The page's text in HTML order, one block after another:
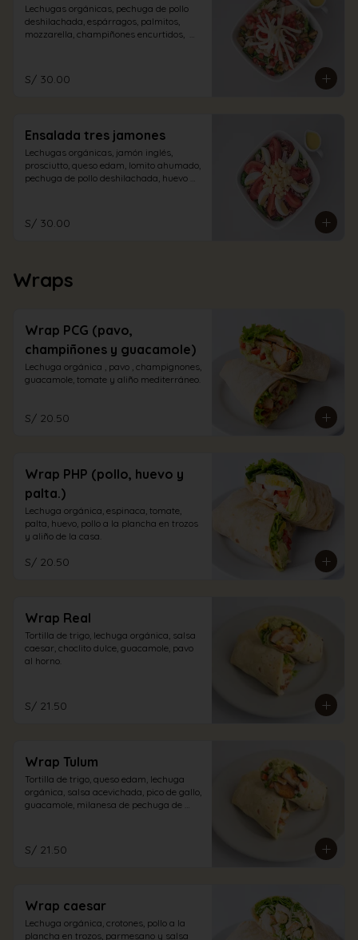
Lechugas orgánicas, pechuga de pollo
deshilachada, espárragos, palmitos,
mozzarella, champiñones encurtidos,
S/ 30.00
Ensalada tres jamones
Lechugas orgánicas, jamón inglés,
prosciutto, queso edam, lomito ahumado,
pechuga de pollo deshilachada, huevo
S/ 30.00
Wraps
Wrap PCG (pavo,
champiñones y guacamole)
Lechuga orgánica , pavo , champignones,
guacamole, tomate y aliño mediterráneo.
S/ 20.50
Wrap PHP (pollo, huevo y
palta.)
Lechuga orgánica, espinaca, tomate,
palta, huevo, pollo a la plancha en trozos
y aliño de la casa.
S/ 20.50
Wrap Real
Tortilla de trigo, lechuga orgánica, salsa
caesar, choclito dulce, guacamole, pavo
al horno.
S/ 21.50
Wrap Tulum
Tortilla de trigo, queso edam, lechuga
orgánica, salsa acevichada, pico de gallo,
guacamole, milanesa de pechuga de
S/ 21.50
Wrap caesar
Lechuga orgánica, crotones, pollo a la
plancha en trozos, parmesano y salsa